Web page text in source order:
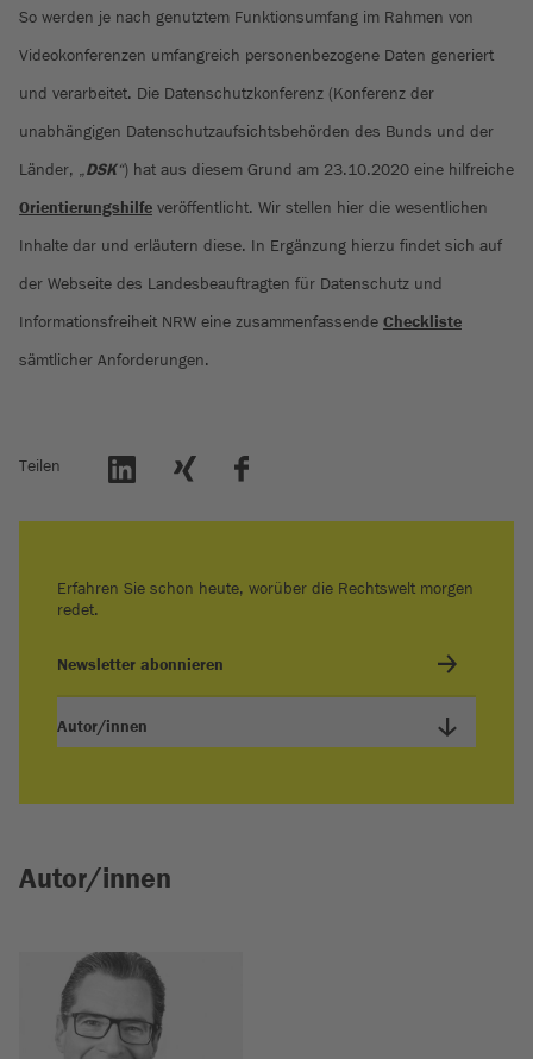
So werden je nach genutztem Funktionsumfang im Rahmen von
Videokonferenzen umfangreich personenbezogene Daten generiert
und verarbeitet. Die Datenschutzkonferenz (Konferenz der
unabhängigen Datenschutzaufsichtsbehörden des Bunds und der
Länder, „DSK“) hat aus diesem Grund am 23.10.2020 eine hilfreiche
Orientierungshilfe veröffentlicht. Wir stellen hier die wesentlichen
Inhalte dar und erläutern diese. In Ergänzung hierzu findet sich auf
der Webseite des Landesbeauftragten für Datenschutz und
Informationsfreiheit NRW eine zusammenfassende Checkliste
sämtlicher Anforderungen.
Teilen
Erfahren Sie schon heute, worüber die Rechtswelt morgen
redet.
Newsletter abonnieren
Autor/innen
Autor/innen